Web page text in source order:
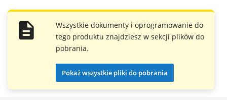
Wszystkie dokumenty i oprogramowanie do
tego produktu znajdziesz w sekcji plików do
pobrania.
Pokaż wszystkie pliki do pobrania